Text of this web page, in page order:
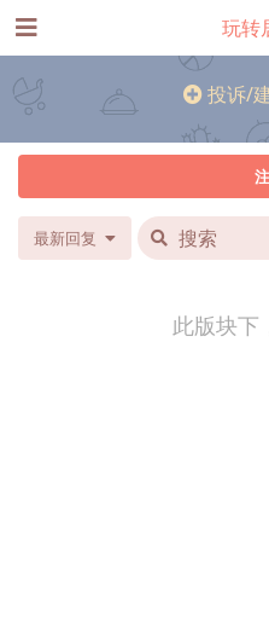
投诉/
玩转
最新回复
此版块下